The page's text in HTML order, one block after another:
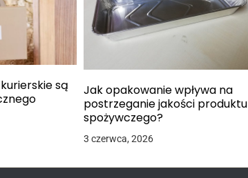
są
Jak opakowanie wpływa na
postrzeganie jakości produktu
spożywczego?
3 czerwca, 2026